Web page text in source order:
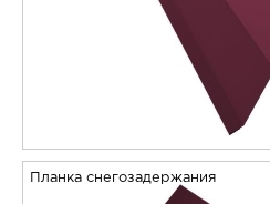
Планка снегозадержания